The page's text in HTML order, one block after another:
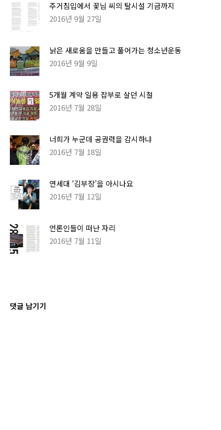
주거침입에서 꽃님 씨의 탈시설 기금까지
2016년 9월 27일
낡은 새로움을 만들고 풀어가는 청소년운동
2016년 9월 9일
5개월 계약 일용 잡부로 살던 시절
2016년 7월 28일
너희가 누군데 공권력을 감시하냐
2016년 7월 18일
연세대 ‘김부장’을 아시나요
2016년 7월 12일
언론인들이 떠난 자리
2016년 7월 11일
댓글 남기기